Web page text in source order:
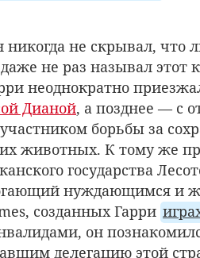
не скрывал, что
не раз называл этот
неоднократно
Дианой, а позднее — с
борьбы за
животных. К тому же
государства
нуждающимся и
созданных Гарри
он
делегацию этой